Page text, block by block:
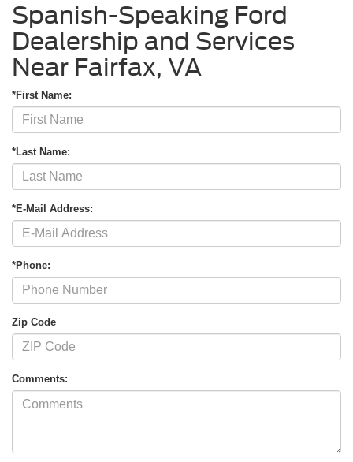
Spanish-Speaking Ford
Dealership and Services
Near Fairfax, VA
*First Name:
*Last Name:
*E-Mail Address:
*Phone:
Zip Code
Comments: